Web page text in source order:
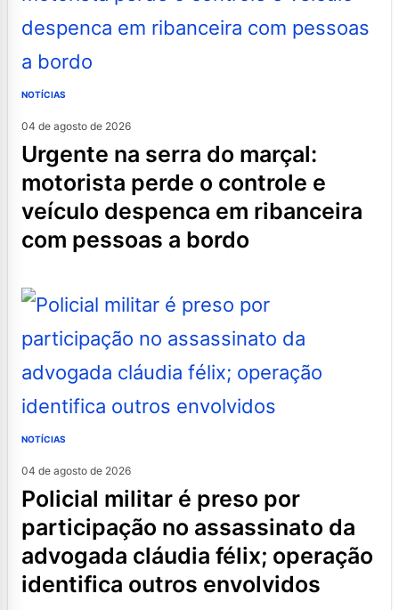
NOTÍCIAS
04 de agosto de 2026
urgente na serra do marçal:
motorista perde o controle e
veículo despenca em ribanceira
com pessoas a bordo
NOTÍCIAS
04 de agosto de 2026
policial militar é preso por
participação no assassinato da
advogada cláudia félix; operação
identifica outros envolvidos